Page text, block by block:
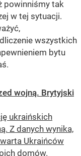
powinniśmy tak
w tej sytuacji.
wszystkich
bytu
wojną. Brytyjski
ukraińskich
Z danych wynika,
Ukraińców
domów.